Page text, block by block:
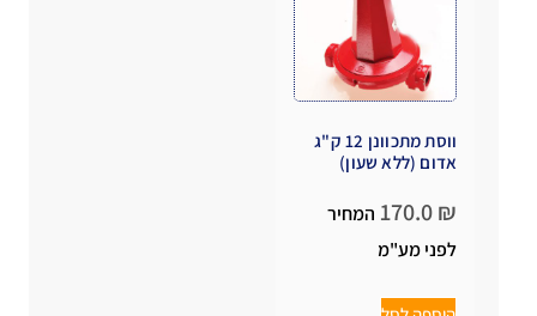
ווסת מתכוונן 12 ק"ג
אדום (ללא שעון)
₪
המחיר
לפני מע"מ